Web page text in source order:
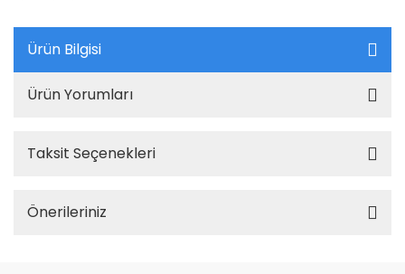
Ürün Bilgisi
Ürün Yorumları
Taksit Seçenekleri
Önerileriniz